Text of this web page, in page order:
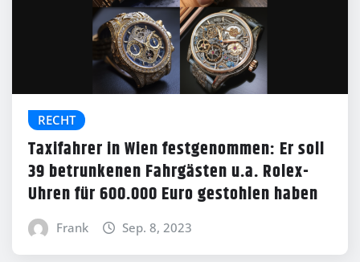
RECHT
Taxifahrer in Wien festgenommen: Er soll
39 betrunkenen Fahrgästen u.a. Rolex-
Uhren für 600.000 Euro gestohlen haben
Frank Sep. 8, 2023